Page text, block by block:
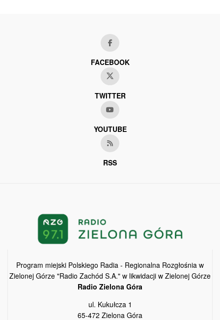
FACEBOOK
TWITTER
YOUTUBE
RSS
Program miejski Polskiego Radia - Regionalna Rozgłośnia w
Zielonej Górze "Radio Zachód S.A." w likwidacji w Zielonej Górze
Radio Zielona Góra
ul. Kukułcza 1
65-472 Zielona Góra